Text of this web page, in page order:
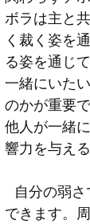
ボラは主と
く裁く姿を
る姿を通じ
一緒にいた
のかが重要
他人が一緒
響力を与え
できます。